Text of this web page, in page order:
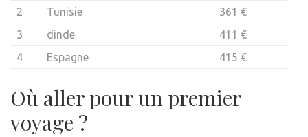
2
Tunisie
361 €
3
dinde
411 €
4
Espagne 415 €
Où aller pour un premier
voyage ?